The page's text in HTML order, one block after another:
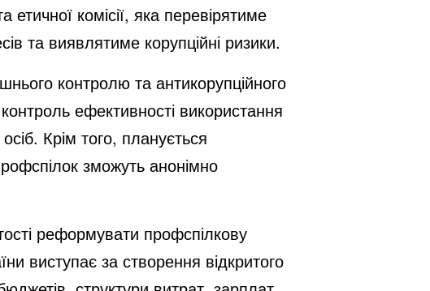
комісії, яка перевірятиме
та виявлятиме корупційні ризики.
контролю та антикорупційного
ефективності використання
Крім того, планується
зможуть анонімно
реформувати профспілкову
виступає за створення відкритого